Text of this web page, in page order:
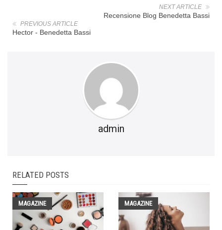
NEXT ARTICLE
Recensione Blog Benedetta Bassi
PREVIOUS ARTICLE
Hector - Benedetta Bassi
admin
RELATED POSTS
MAGAZINE MAGAZINE